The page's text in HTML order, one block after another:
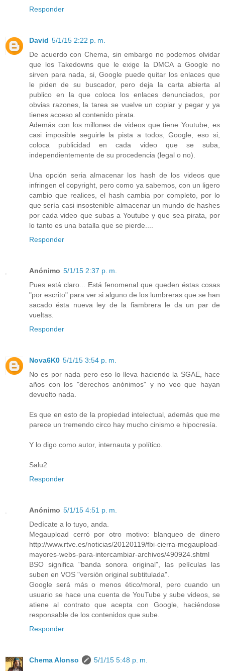
Responder
David 5/1/15 2:22 p. m.
De acuerdo con Chema, sin embargo no podemos olvidar
que los Takedowns que le exige la DMCA a Google no
sirven para nada, si, Google puede quitar los enlaces que
le piden de su buscador, pero deja la carta abierta al
publico en la que coloca los enlaces denunciados, por
obvias razones, la tarea se vuelve un copiar y pegar y ya
tienes acceso al contenido pirata.
Además con los millones de videos que tiene Youtube, es
casi imposible seguirle la pista a todos, Google, eso si,
coloca publicidad en cada video que se suba,
independientemente de su procedencia (legal o no).
Una opción seria almacenar los hash de los videos que
infringen el copyright, pero como ya sabemos, con un ligero
cambio que realices, el hash cambia por completo, por lo
que sería casi insostenible almacenar un mundo de hashes
por cada video que subas a Youtube y que sea pirata, por
lo tanto es una batalla que se pierde....
Responder
Anónimo 5/1/15 2:37 p. m.
Pues está claro... Está fenomenal que queden éstas cosas
"por escrito" para ver si alguno de los lumbreras que se han
sacado ésta nueva ley de la fiambrera le da un par de
vueltas.
Responder
Nova6K0 5/1/15 3:54 p. m.
No es por nada pero eso lo lleva haciendo la SGAE, hace
años con los "derechos anónimos" y no veo que hayan
devuelto nada.
Es que en esto de la propiedad intelectual, además que me
parece un tremendo circo hay mucho cinismo e hipocresía.
Y lo digo como autor, internauta y político.
Salu2
Responder
Anónimo 5/1/15 4:51 p. m.
Dedícate a lo tuyo, anda.
Megaupload cerró por otro motivo: blanqueo de dinero
http://www.rtve.es/noticias/20120119/fbi-cierra-megaupload-
mayores-webs-para-intercambiar-archivos/490924.shtml
BSO significa "banda sonora original", las películas las
suben en VOS "versión original subtitulada".
Google será más o menos ético/moral, pero cuando un
usuario se hace una cuenta de YouTube y sube videos, se
atiene al contrato que acepta con Google, haciéndose
responsable de los contenidos que sube.
Responder
Chema Alonso
5/1/15 5:48 p. m.